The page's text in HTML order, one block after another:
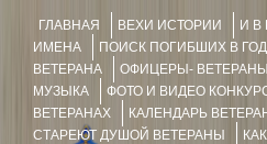
ГЛАВНАЯ ВЕХИ ИСТОРИИ
И В
ИМЕНА
ПОИСК ПОГИБШИХ В
ВЕТЕРАНА
ОФИЦЕРЫ-
МУЗЫКА
ФОТО И ВИДЕО
ВЕТЕРАНАХ
КАЛЕНДАРЬ
СТАРЕЮТ ДУШОЙ ВЕТЕРАНЫ